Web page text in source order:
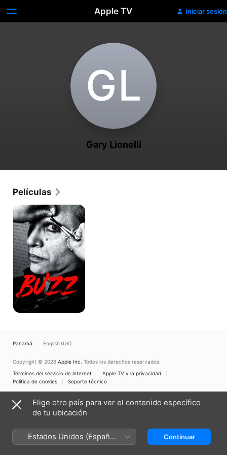
Apple TV Iniciar sesión
G‌L
Gary Lionelli
Películas
Buzz
Panamá English (UK)
Copyright © 2026 Apple Inc. Todos los derechos reservados.
Términos del servicio de internet
Apple TV y la privacidad
Política de cookies
Soporte técnico
Elige otro país para ver el contenido específico
de tu ubicación
Estados Unidos (Español
México)
Continuar